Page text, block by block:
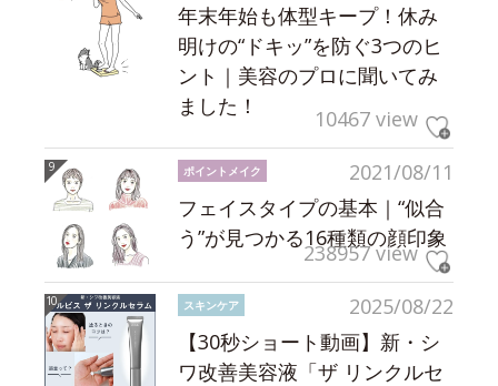
年末年始も体型キープ！休み
明けの“ドキッ”を防ぐ3つのヒ
ント｜美容のプロに聞いてみ
ました！
10467 view
2021/08/11
ポイントメイク
フェイスタイプの基本｜“似合
う”が見つかる16種類の顔印象
238957 view
2025/08/22
スキンケア
【30秒ショート動画】新・シ
ワ改善美容液「ザ リンクルセ